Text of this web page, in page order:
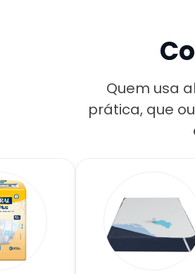
Quem usa
prática, que